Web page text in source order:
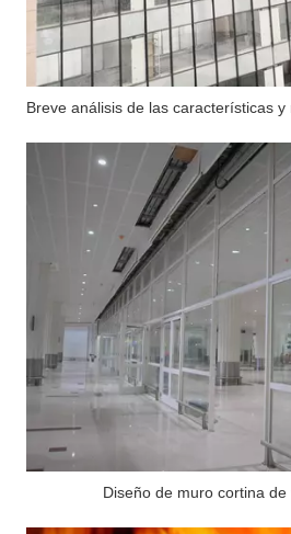
Diseño de muro cortina